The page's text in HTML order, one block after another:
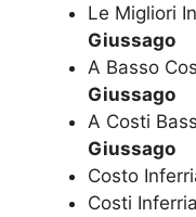
Le Migliori
Giussago
A Basso
Giussago
A Costi
Giussago
Costo
Costi